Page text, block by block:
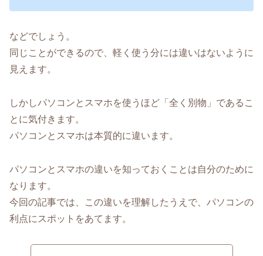
などでしょう。
同じことができるので、軽く使う分には違いはないように
見えます。
しかしパソコンとスマホを使うほど「全く別物」であるこ
とに気付きます。
パソコンとスマホは本質的に違います。
パソコンとスマホの違いを知っておくことは自分のために
なります。
今回の記事では、この違いを理解したうえで、パソコンの
利点にスポットをあてます。